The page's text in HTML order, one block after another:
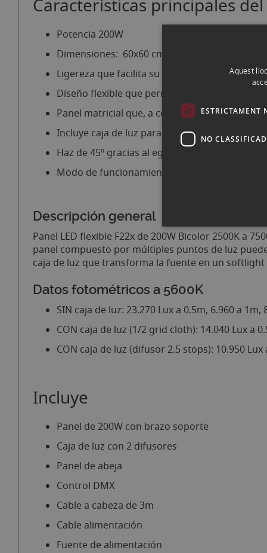
Características principales
Potencia 200W
Dimensiones: 60x60 cm
Ligereza que facilita su transporte y montaje
Diseño flexible que permite adaptarlo a
Panel matricial que, a corta distancia, puede
Incluye caja de luz para convertirlo en un
Haz de 45º gracias al eggcrate incluido
Modo de funcionamiento: CCT
Descripción general
Panel LED flexible F22x de 200W Bicolor 2500K a
panel compuesto por múltiples puntos de luz
caja de luz que transforma la fuente en un softlight
Datos fotométricos a 5600K
SIN caja de luz: 23.270 Lux a 0.5m, 6.960 a 1m,
CON caja de luz (1/2 grid cloth): 14.040 Lux a
CON caja de luz (difusor 2.5 stops): 10.950 Lux
Incluye
Panel de 200W con brazo soporte
Caja de luz con 2 difusores
Panel de abeja
Control DMX
Cable a cabeza de 3m
Cable alimentación
Fuente de alimentación
Aquest
ESTRICTAMENT
NO